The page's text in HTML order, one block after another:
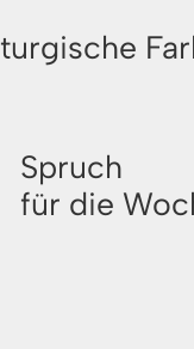
Spruch
für die